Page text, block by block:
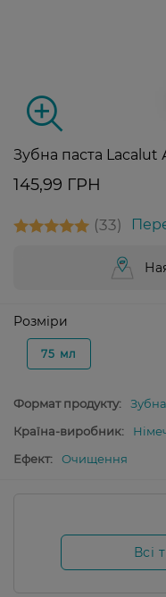
Зубна паста Lacalut
145,99 ГРН
33
Розміри
75 мл
Формат продукту:
Країна-виробник:
Ефект:
Очищення
Всі